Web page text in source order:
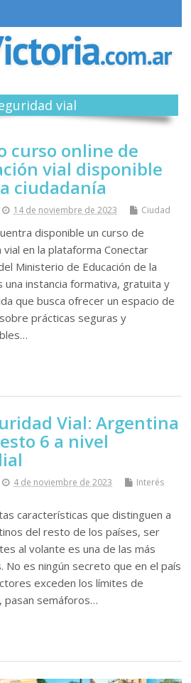
vial
curso online de
vial disponible
ciudadanía
14 de noviembre de 2023 Ciudad
disponible un curso de
vial en la plataforma Conectar
Ministerio de Educación de la
una instancia formativa, gratuita y
que busca ofrecer un espacio de
prácticas seguras y
Vial: Argentina
6 a nivel
4 de noviembre de 2023
Interés
características que distinguen a
del resto de los países, ser
al volante es una de las más
No es ningún secreto que en el país
exceden los límites de
pasan semáforos…